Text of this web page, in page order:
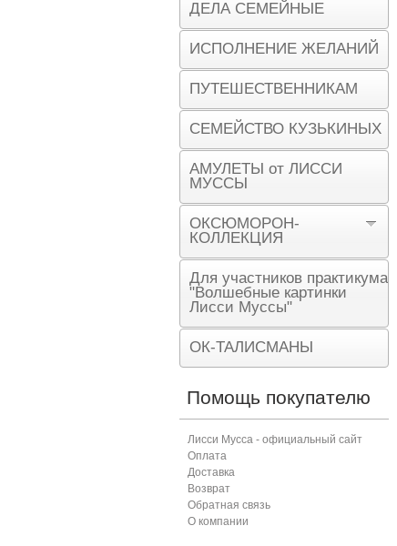
ДЕЛА СЕМЕЙНЫЕ
ИСПОЛНЕНИЕ ЖЕЛАНИЙ
ПУТЕШЕСТВЕННИКАМ
СЕМЕЙСТВО КУЗЬКИНЫХ
АМУЛЕТЫ от ЛИССИ
МУССЫ
ОКСЮМОРОН-
КОЛЛЕКЦИЯ
Для участников практикума
"Волшебные картинки
Лисси Муссы"
ОК-ТАЛИСМАНЫ
Помощь покупателю
Лисси Мусса - официальный сайт
Оплата
Доставка
Возврат
Обратная связь
О компании